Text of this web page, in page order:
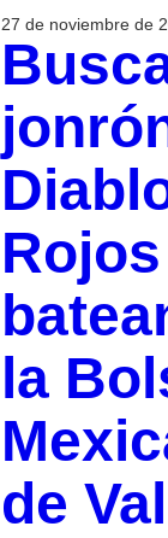
27 de noviembre de
Rojos
la
de